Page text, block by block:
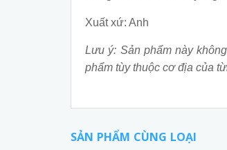
Xuất xứ: Anh
Lưu ý: Sản phẩm này
phẩm tùy thuộc cơ địa của
SẢN PHẨM CÙNG LOẠI